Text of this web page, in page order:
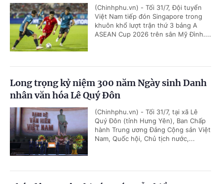
(Chinhphu.vn) - Tối 31/7, Đội tuyển
Việt Nam tiếp đón Singapore trong
khuôn khổ lượt trận thứ 3 bảng A
ASEAN Cup 2026 trên sân Mỹ Đình....
Long trọng kỷ niệm 300 năm Ngày sinh Danh
nhân văn hóa Lê Quý Đôn
(Chinhphu.vn) - Tối 31/7, tại xã Lê
Quý Đôn (tỉnh Hưng Yên), Ban Chấp
hành Trung ương Đảng Cộng sản Việt
Nam, Quốc hội, Chủ tịch nước,...